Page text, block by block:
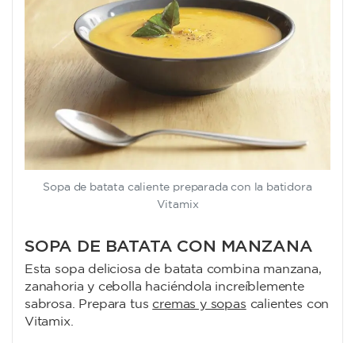
Sopa de batata caliente preparada con la batidora
Vitamix
SOPA DE BATATA CON MANZANA
Esta sopa deliciosa de batata combina manzana,
zanahoria y cebolla haciéndola increíblemente
sabrosa. Prepara tus cremas y sopas calientes con
Vitamix.